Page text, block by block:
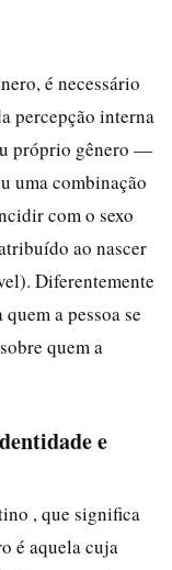
é necessário
percepção interna
próprio gênero —
uma combinação
com o sexo
ao nascer
Diferentemente
a pessoa se
quem a
e
, que significa
é aquela cuja